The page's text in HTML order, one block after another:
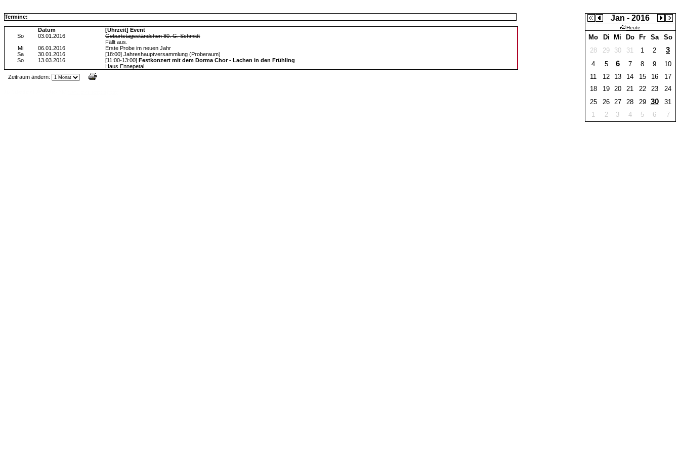
Termine:
Datum
[Uhrzeit] Event
So
03.01.2016
Geburtstagsständchen 80. G. Schmidt
Fällt aus.
Mi
06.01.2016
Erste Probe im neuen Jahr
Sa
30.01.2016
[18:00] Jahreshauptversammlung (Proberaum)
So
13.03.2016 [11:00-13:00] Festkonzert mit dem Dorma Chor - Lachen in den Frühling
Haus Ennepetal
Zeitraum ändern:
Jan - 2016
Heute
Mo Di Mi Do Fr Sa
So
28
29 30 31 1 2 3
4 5 6 7 8 9
10
11
12 13 14 15 16
17
18
19 20 21 22 23
24
25
26 27 28 29 30
31
1
2 3 4 5 6 7